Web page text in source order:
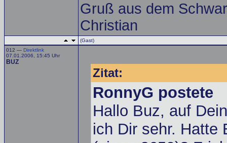
Gruß aus dem
Christian
(Gast)
012 — Direktlink
07.01.2006, 15:45 Uhr
BUZ
Zitat:
RonnyG postete
Hallo Buz, auf
ich Dir sehr. Hatte